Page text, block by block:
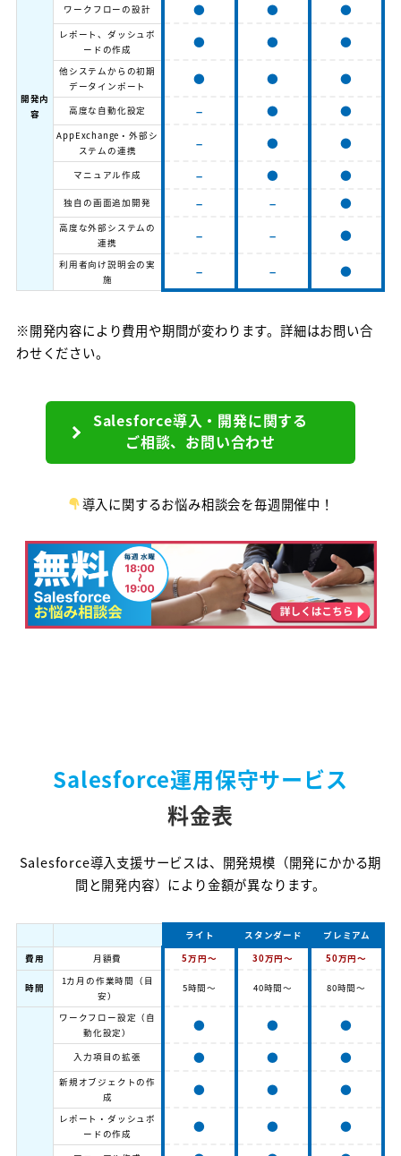
開発内
容
ワークフローの設計 ● ● ●
レポート、ダッシュボ
ードの作成
● ● ●
他システムからの初期
データインポート
● ● ●
高度な自動化設定 – ● ●
AppExchange・外部シ
ステムの連携
– ● ●
マニュアル作成 – ● ●
独自の画面追加開発 – – ●
高度な外部システムの
連携
– – ●
利用者向け説明会の実
施
– – ●
※開発内容により費用や期間が変わります。詳細はお問い合
わせください。
Salesforce導入・開発に関する
ご相談、お問い合わせ
導入に関するお悩み相談会を毎週開催中！
Salesforce運用保守サービス
料金表
Salesforce導入支援サービスは、開発規模（開発にかかる期
間と開発内容）により金額が異なります。
ライト スタンダード
プレミアム
費用
月額費 5万円～ 30万円～ 50万円～
時間
1カ月の作業時間（目
安）
5時間～ 40時間～ 80時間～
ワークフロー設定（自
動化設定）
● ● ●
入力項目の拡張 ● ● ●
新規オブジェクトの作
成
● ● ●
レポート・ダッシュボ
ードの作成
● ● ●